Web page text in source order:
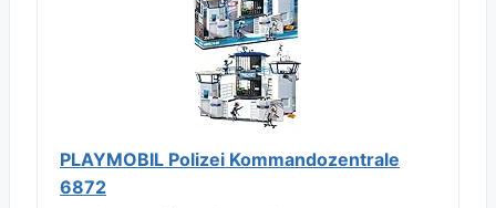
PLAYMOBIL Polizei Kommandozentrale
6872